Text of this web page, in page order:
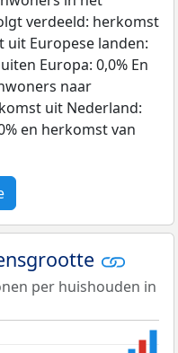
verdeeld: herkomst
uit Europese landen:
Europa: 0,0% En
naar
uit Nederland:
en herkomst van
per huishouden in